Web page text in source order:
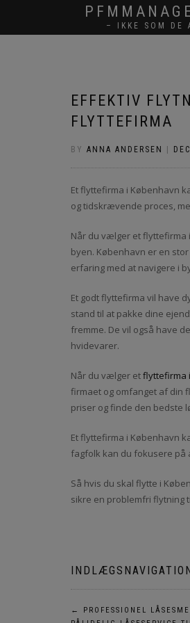
– IKKE SOM DE
EFFEKTIV
FLYTTEFIRMA
BY ANNA ANDERSEN
Et flyttefirma i København
og tidskrævende proces,
Når du vælger et flyttefirma
byen. København er en
erfaring med at navigere i
Et godt flyttefirma vil have
stand til at pakke dine
fremme. De vil også have
hvidevarer.
Når du vælger etflyttefirma
firmaet og omfanget af din
priser og finde den bedste
Et flyttefirma i København
fagfolk kan du fokusere på
Så hvis du skal flytte i
sikre en problemfri flytning
←
PROFESSIONEL